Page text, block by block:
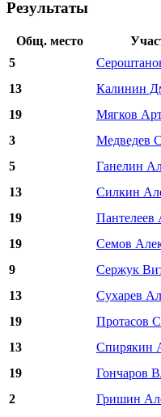
Результаты
Общ. место
5
13
Калинин
19
Мягков
3
Медведев
5
Ганелин
13
Силкин
19
Пантелеев
19
Семов
9
Сержук
13
Сухарев
19
Протасов
13
Спирякин
19
Гончаров
2
Гришин